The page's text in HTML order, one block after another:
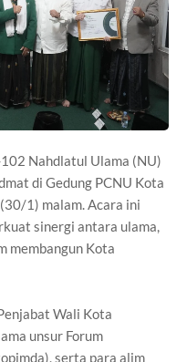
Nahdlatul Ulama (NU)
di Gedung PCNU Kota
1) malam. Acara ini
sinergi antara ulama,
membangun Kota
Wali Kota
unsur Forum
serta para alim